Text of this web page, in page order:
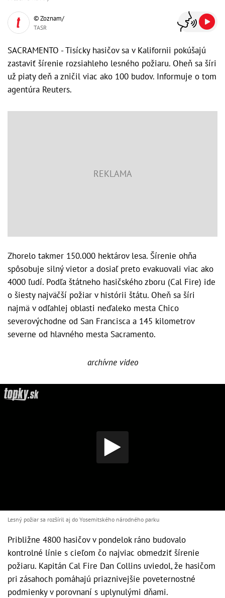
© Zoznam/
TASR
SACRAMENTO - Tisícky hasičov sa v Kalifornii pokúšajú
zastaviť šírenie rozsiahleho lesného požiaru. Oheň sa šíri
už piaty deň a zničil viac ako 100 budov. Informuje o tom
agentúra Reuters.
Zhorelo takmer 150.000 hektárov lesa. Šírenie ohňa
spôsobuje silný vietor a dosiaľ preto evakuovali viac ako
4000 ľudí. Podľa štátneho hasičského zboru (Cal Fire) ide
o šiesty najväčší požiar v histórii štátu. Oheň sa šíri
najmä v odľahlej oblasti neďaleko mesta Chico
severovýchodne od San Francisca a 145 kilometrov
severne od hlavného mesta Sacramento.
archívne video
Lesný požiar sa rozšíril aj do Yosemitského národného parku
Približne 4800 hasičov v pondelok ráno budovalo
kontrolné línie s cieľom čo najviac obmedziť šírenie
požiaru. Kapitán Cal Fire Dan Collins uviedol, že hasičom
pri zásahoch pomáhajú priaznivejšie poveternostné
podmienky v porovnaní s uplynulými dňami.